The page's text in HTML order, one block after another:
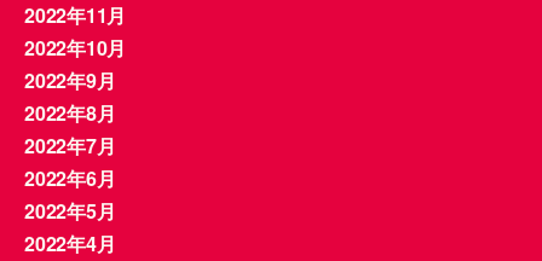
2022年11月
2022年10月
2022年9月
2022年8月
2022年7月
2022年6月
2022年5月
2022年4月